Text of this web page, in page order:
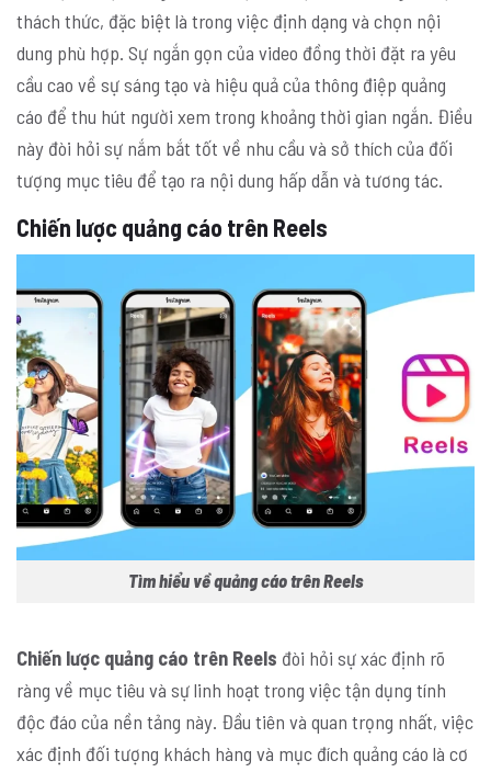
thách thức, đặc biệt là trong việc định dạng và chọn nội
dung phù hợp. Sự ngắn gọn của video đồng thời đặt ra yêu
cầu cao về sự sáng tạo và hiệu quả của thông điệp quảng
cáo để thu hút người xem trong khoảng thời gian ngắn. Điều
này đòi hỏi sự nắm bắt tốt về nhu cầu và sở thích của đối
tượng mục tiêu để tạo ra nội dung hấp dẫn và tương tác.
Chiến lược quảng cáo trên Reels
Tìm hiểu về quảng cáo trên Reels
Chiến lược quảng cáo trên Reels đòi hỏi sự xác định rõ
ràng về mục tiêu và sự linh hoạt trong việc tận dụng tính
độc đáo của nền tảng này. Đầu tiên và quan trọng nhất, việc
xác định đối tượng khách hàng và mục đích quảng cáo là cơ